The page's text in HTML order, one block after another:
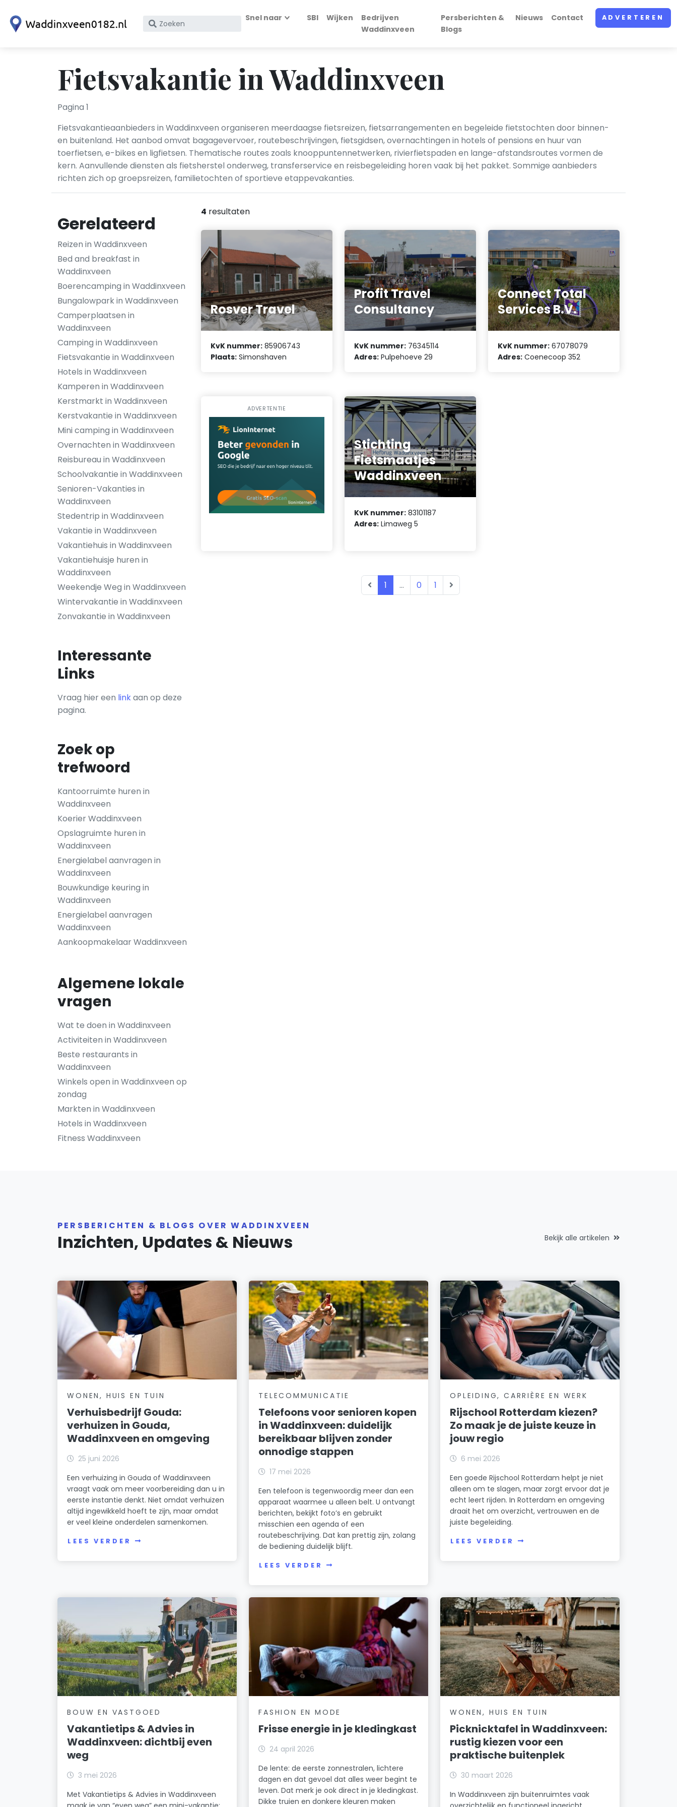
Zoek
KvK
nummer
Snel naar SBI Wijken
Bedrijven
Waddinxveen
Persberichten &
Blogs
Nieuws Contact ADVERTEREN
Fietsvakantie in Waddinxveen
Pagina 1
Fietsvakantieaanbieders in Waddinxveen organiseren meerdaagse fietsreizen, fietsarrangementen en begeleide fietstochten door binnen-
en buitenland. Het aanbod omvat bagagevervoer, routebeschrijvingen, fietsgidsen, overnachtingen in hotels of pensions en huur van
toerfietsen, e-bikes en ligfietsen. Thematische routes zoals knooppuntennetwerken, rivierfietspaden en lange-afstandsroutes vormen de
kern. Aanvullende diensten als fietsherstel onderweg, transferservice en reisbegeleiding horen vaak bij het pakket. Sommige aanbieders
richten zich op groepsreizen, familietochten of sportieve etappevakanties.
Gerelateerd
Reizen in Waddinxveen
Bed and breakfast in
Waddinxveen
Boerencamping in Waddinxveen
Bungalowpark in Waddinxveen
Camperplaatsen in
Waddinxveen
Camping in Waddinxveen
Fietsvakantie in Waddinxveen
Hotels in Waddinxveen
Kamperen in Waddinxveen
Kerstmarkt in Waddinxveen
Kerstvakantie in Waddinxveen
Mini camping in Waddinxveen
Overnachten in Waddinxveen
Reisbureau in Waddinxveen
Schoolvakantie in Waddinxveen
Senioren-Vakanties in
Waddinxveen
Stedentrip in Waddinxveen
Vakantie in Waddinxveen
Vakantiehuis in Waddinxveen
Vakantiehuisje huren in
Waddinxveen
Weekendje Weg in Waddinxveen
Wintervakantie in Waddinxveen
Zonvakantie in Waddinxveen
Interessante
Links
Vraag hier een linkaan op deze
pagina.
Zoek op
trefwoord
Kantoorruimte huren in
Waddinxveen
Koerier Waddinxveen
Opslagruimte huren in
Waddinxveen
Energielabel aanvragen in
Waddinxveen
Bouwkundige keuring in
Waddinxveen
Energielabel aanvragen
Waddinxveen
Aankoopmakelaar Waddinxveen
Algemene lokale
vragen
Wat te doen in Waddinxveen
Activiteiten in Waddinxveen
Beste restaurants in
Waddinxveen
Winkels open in Waddinxveen op
zondag
Markten in Waddinxveen
Hotels in Waddinxveen
Fitness Waddinxveen
4 resultaten
Rosver Travel
KvK nummer: 85906743
Plaats: Simonshaven
Profit Travel
Consultancy
KvK nummer: 76345114
Adres: Pulpehoeve 29
Connect Total
Services B.V.
KvK nummer: 67078079
Adres: Coenecoop 352
ADVERTENTIE
Stichting
Fietsmaatjes
Waddinxveen
KvK nummer: 83101187
Adres: Limaweg 5
1 ... 0 1
PERSBERICHTEN & BLOGS OVER WADDINXVEEN
Inzichten, Updates & Nieuws Bekijk alle artikelen
WONEN, HUIS EN TUIN
Verhuisbedrijf Gouda:
verhuizen in Gouda,
Waddinxveen en omgeving
25 juni 2026
Een verhuizing in Gouda of Waddinxveen
vraagt vaak om meer voorbereiding dan u in
eerste instantie denkt. Niet omdat verhuizen
altijd ingewikkeld hoeft te zijn, maar omdat
er veel kleine onderdelen samenkomen.
LEES VERDER
TELECOMMUNICATIE
Telefoons voor senioren kopen
in Waddinxveen: duidelijk
bereikbaar blijven zonder
onnodige stappen
17 mei 2026
Een telefoon is tegenwoordig meer dan een
apparaat waarmee u alleen belt. U ontvangt
berichten, bekijkt foto’s en gebruikt
misschien een agenda of een
routebeschrijving. Dat kan prettig zijn, zolang
de bediening duidelijk blijft.
LEES VERDER
OPLEIDING, CARRIÈRE EN WERK
Rijschool Rotterdam kiezen?
Zo maak je de juiste keuze in
jouw regio
6 mei 2026
Een goede Rijschool Rotterdam helpt je niet
alleen om te slagen, maar zorgt ervoor dat je
echt leert rijden. In Rotterdam en omgeving
draait het om overzicht, vertrouwen en de
juiste begeleiding.
LEES VERDER
BOUW EN VASTGOED
Vakantietips & Advies in
Waddinxveen: dichtbij even
weg
3 mei 2026
Met Vakantietips & Advies in Waddinxveen
FASHION EN MODE
Frisse energie in je kledingkast
24 april 2026
De lente: de eerste zonnestralen, lichtere
dagen en dat gevoel dat alles weer begint te
leven. Dat merk je ook direct in je kledingkast.
Dikke truien en donkere kleuren maken
WONEN, HUIS EN TUIN
Picknicktafel in Waddinxveen:
rustig kiezen voor een
praktische buitenplek
30 maart 2026
In Waddinxveen zijn buitenruimtes vaak